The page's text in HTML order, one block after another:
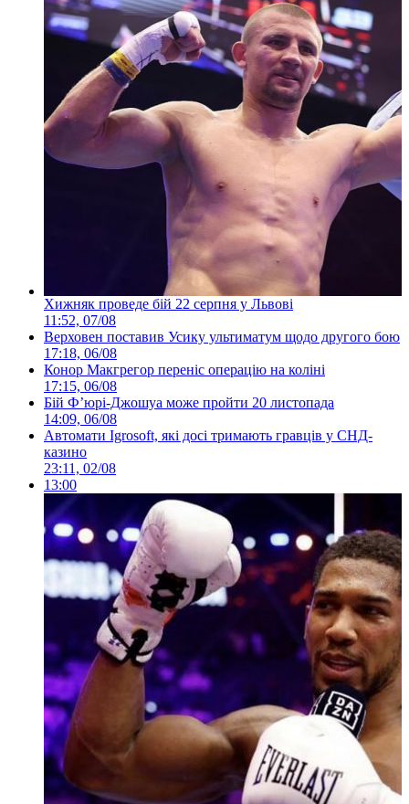
Хижняк проведе бій 22 серпня у Львові
11:52, 07/08
Верховен поставив Усику ультиматум щодо другого бою
17:18, 06/08
Конор Макгрегор переніс операцію на коліні
17:15, 06/08
Бій Ф’юрі-Джошуа може пройти 20 листопада
14:09, 06/08
Автомати Igrosoft, які досі тримають гравців у СНД-
казино
23:11, 02/08
13:00